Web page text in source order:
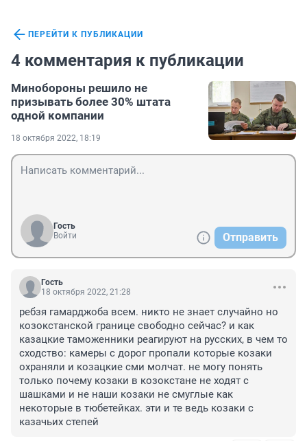
ПЕРЕЙТИ К ПУБЛИКАЦИИ
4 комментария к публикации
Минобороны решило не
призывать более 30% штата
одной компании
18 октября 2022, 18:19
Гость
Войти
Отправить
Гость
18 октября 2022, 21:28
ребзя гамарджоба всем. никто не знает случайно но
козокстанской границе свободно сейчас? и как
казацкие таможенники реагируют на русских, в чем то
сходство: камеры с дорог пропали которые козаки
охраняли и козацкие сми молчат. не могу понять
только почему козаки в козокстане не ходят с
шашками и не наши козаки не смуглые как
некоторые в тюбетейках. эти и те ведь козаки с
казачьих степей